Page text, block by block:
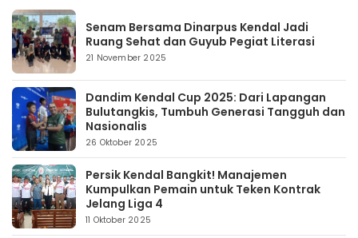
Senam Bersama Dinarpus Kendal Jadi
Ruang Sehat dan Guyub Pegiat Literasi
21 November 2025
Dandim Kendal Cup 2025: Dari Lapangan
Bulutangkis, Tumbuh Generasi Tangguh dan
Nasionalis
26 Oktober 2025
Persik Kendal Bangkit! Manajemen
Kumpulkan Pemain untuk Teken Kontrak
Jelang Liga 4
11 Oktober 2025